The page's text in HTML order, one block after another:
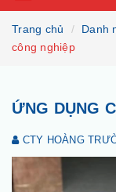
Trang chủ Danh
công nghiệp
ỨNG DỤNG
CTY HOÀNG